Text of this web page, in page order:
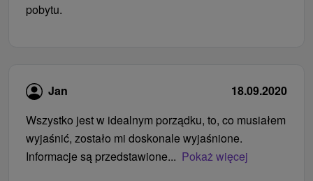
pobytu.
Jan
18.09.2020
Wszystko jest w idealnym porządku, to, co musiałem
wyjaśnić, zostało mi doskonale wyjaśnione.
Informacje są przedstawione... Pokaż więcej